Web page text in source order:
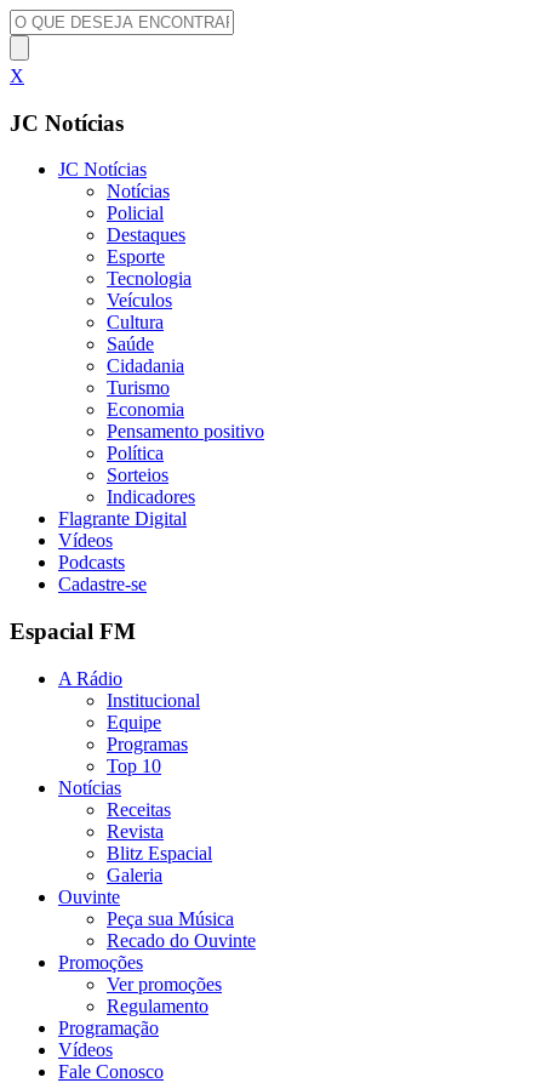
X
JC Notícias
JC Notícias
Notícias
Policial
Destaques
Esporte
Tecnologia
Veículos
Cultura
Saúde
Cidadania
Turismo
Economia
Pensamento positivo
Política
Sorteios
Indicadores
Flagrante Digital
Vídeos
Podcasts
Cadastre-se
Espacial FM
A Rádio
Institucional
Equipe
Programas
Top 10
Notícias
Receitas
Revista
Blitz Espacial
Galeria
Ouvinte
Peça sua Música
Recado do Ouvinte
Promoções
Ver promoções
Regulamento
Programação
Vídeos
Fale Conosco